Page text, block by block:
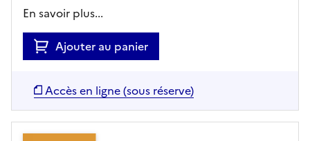
En savoir plus...
Ajouter au panier
Accès en ligne (sous réserve)